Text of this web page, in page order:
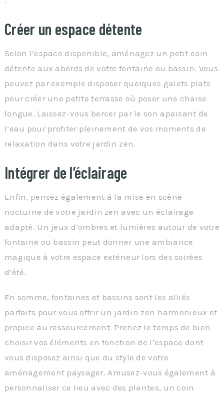
Créer un espace détente
Selon l’espace disponible, aménagez un petit coin
détente aux abords de votre fontaine ou bassin. Vous
pouvez par exemple disposer quelques galets plats
pour créer une petite terrasse où poser une chaise
longue. Laissez-vous bercer par le son apaisant de
l’eau pour profiter pleinement de vos moments de
relaxation dans votre jardin zen.
Intégrer de l’éclairage
Enfin, pensez également à la mise en scène
nocturne de votre jardin zen avec un éclairage
adapté. Un jeux d’ombres et lumières autour de votre
fontaine ou bassin peut donner une ambiance
magique à votre espace extérieur lors des soirées
d’été.
En somme, fontaines et bassins sont les alliés
parfaits pour vous offrir un jardin zen harmonieux et
propice au ressourcement. Prenez le temps de bien
choisir vos éléments en fonction de l’espace dont
vous disposez ainsi que du style de votre
aménagement paysager. Amusez-vous également à
personnaliser ce lieu avec des plantes, un coin